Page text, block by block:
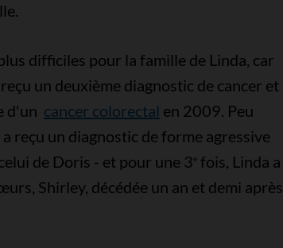
difficiles pour la famille de Linda, car
un deuxième diagnostic de cancer et
d'un cancer colorectal en 2009. Peu
reçu un diagnostic de forme agressive
de Doris - et pour une 3efois, Linda a
Shirley, décédée un an et demi après